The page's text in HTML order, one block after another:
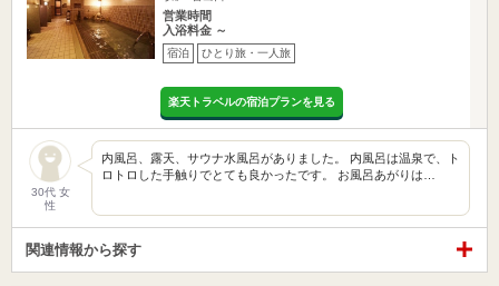
営業時間
入浴料金 ～
宿泊 ひとり旅・一人旅
楽天トラベルの宿泊プランを見る
30代 女
性
内風呂、露天、サウナ水風呂がありました。 内風呂は温泉で、ト
ロトロした手触りでとても良かったです。 お風呂あがりは…
関連情報から探す